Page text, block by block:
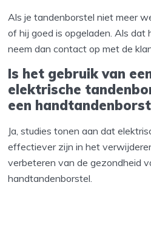
Als je tandenborstel niet meer
of hij goed is opgeladen. Als dat
neem dan contact op met de
Is het gebruik van
elektrische
een
Ja, studies tonen aan dat
effectiever zijn in het
verbeteren van de gezondheid
handtandenborstel.